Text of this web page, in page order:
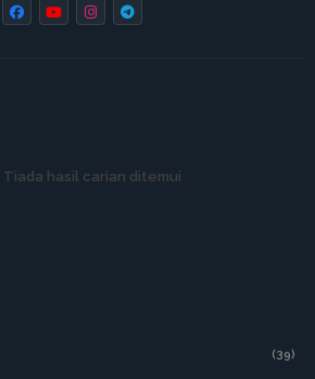
Tiada hasil carian ditemui
(39)